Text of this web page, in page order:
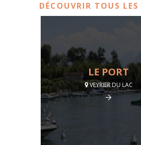
DÉCOUVRIR TOUS
LE PORT
VEYRIER DU LAC